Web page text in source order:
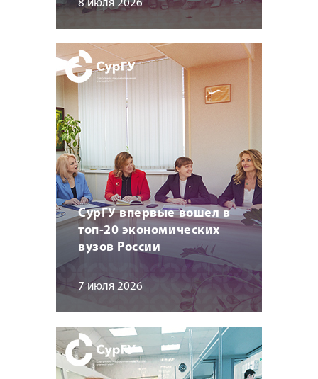
8 июля 2026
СурГУ впервые вошел в
топ-20 экономических
вузов России
7 июля 2026